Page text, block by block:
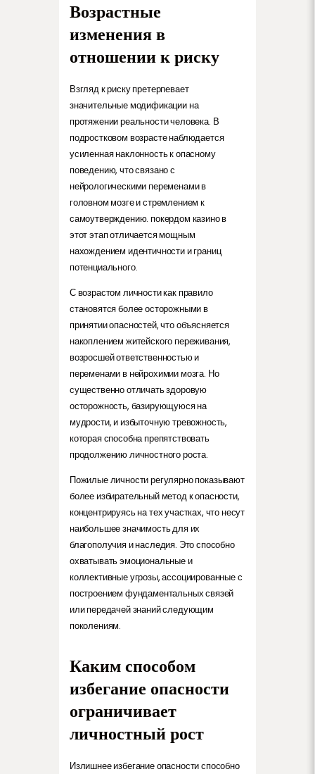
Возрастные
изменения в
отношении к риску
Взгляд к риску претерпевает
значительные модификации на
протяжении реальности человека. В
подростковом возрасте наблюдается
усиленная наклонность к опасному
поведению, что связано с
нейрологическими переменами в
головном мозге и стремлением к
самоутверждению. покердом казино в
этот этап отличается мощным
нахождением идентичности и границ
потенциального.
С возрастом личности как правило
становятся более осторожными в
принятии опасностей, что объясняется
накоплением житейского переживания,
возросшей ответственностью и
переменами в нейрохимии мозга. Но
существенно отличать здоровую
осторожность, базирующуюся на
мудрости, и избыточную тревожность,
которая способна препятствовать
продолжению личностного роста.
Пожилые личности регулярно показывают
более избирательный метод к опасности,
концентрируясь на тех участках, что несут
наибольшее значимость для их
благополучия и наследия. Это способно
охватывать эмоциональные и
коллективные угрозы, ассоциированные с
построением фундаментальных связей
или передачей знаний следующим
поколениям.
Каким способом
избегание опасности
ограничивает
личностный рост
Излишнее избегание опасности способно